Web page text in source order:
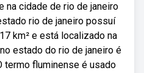
na cidade de rio de janeiro
rio de janeiro possuí
km² e está localizado na
estado do rio de janeiro é
termo fluminense é usado